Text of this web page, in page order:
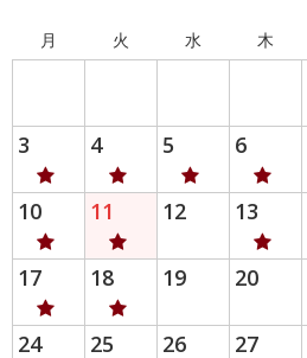
月 火 水 木
3 4 5 6
10 11 12 13
17 18 19 20
24 25 26 27